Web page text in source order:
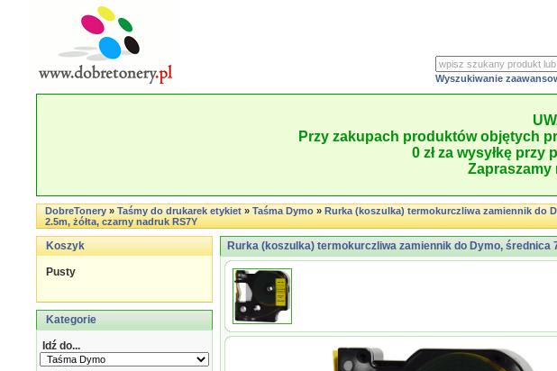
Wyszukiwanie
Przy zakupach produktów objętych
0 zł za wysyłkę przy
Zapraszamy
DobreTonery»Taśmy do drukarek etykiet»Taśma Dymo»Rurka (koszulka) termokurczliwa zamiennik do
2.5m, żółta, czarny nadruk RS7Y
Koszyk
Pusty
Kategorie
Idź do...
Rurka (koszulka) termokurczliwa zamiennik do Dymo, średnica